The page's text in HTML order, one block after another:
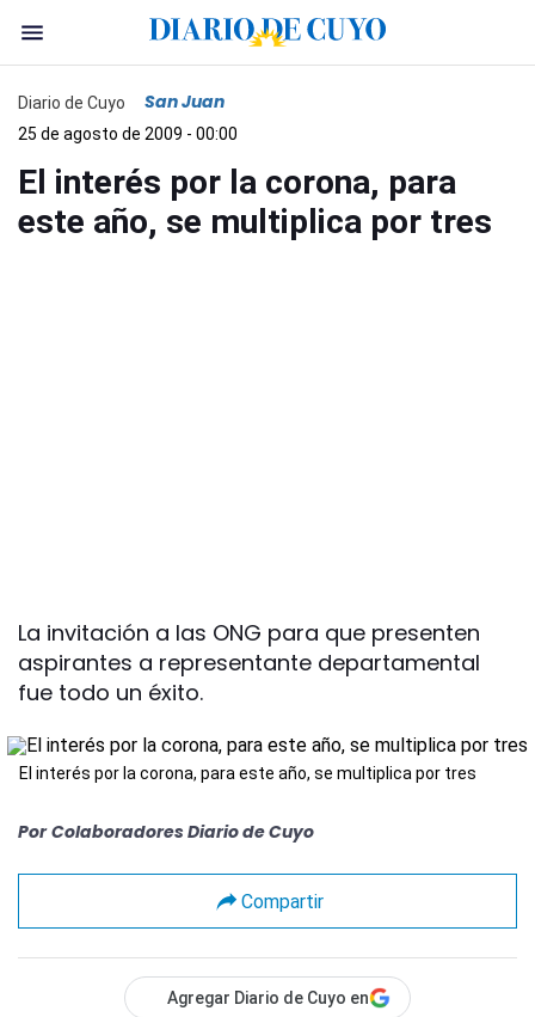
Diario de Cuyo San Juan
25 de agosto de 2009 - 00:00
El interés por la corona, para
este año, se multiplica por tres
La invitación a las ONG para que presenten
aspirantes a representante departamental
fue todo un éxito.
El interés por la corona, para este año, se multiplica por tres
Por Colaboradores Diario de Cuyo
Compartir
Agregar Diario de Cuyo en